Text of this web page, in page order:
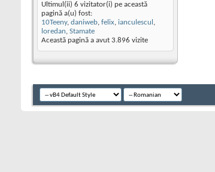
Ultimul(ii) 6 vizitator(i) pe această
pagină a(u) fost:
10Teeny, daniweb, felix, ianculescul ,
loredan, Stamate
Această pagină a avut 3.896 vizite